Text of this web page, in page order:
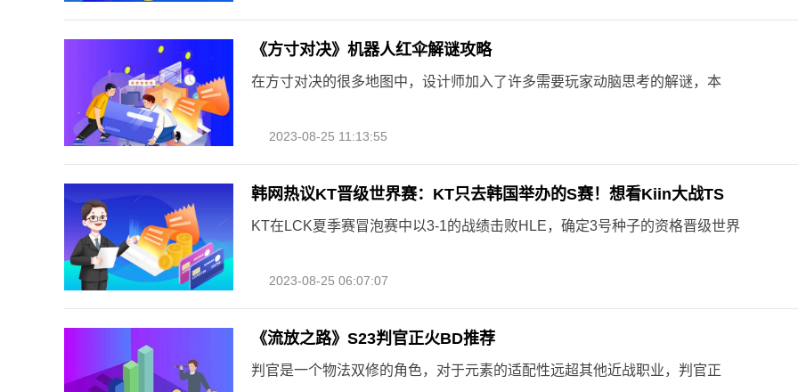
《方寸对决》机器人红伞解谜攻略
在方寸对决的很多地图中，设计师加入了许多需要玩家动脑思考的解谜，本
2023-08-25 11:13:55
韩网热议KT晋级世界赛：KT只去韩国举办的S赛！想看Kiin大战TS
KT在LCK夏季赛冒泡赛中以3-1的战绩击败HLE，确定3号种子的资格晋级世界
2023-08-25 06:07:07
《流放之路》S23判官正火BD推荐
判官是一个物法双修的角色，对于元素的适配性远超其他近战职业，判官正